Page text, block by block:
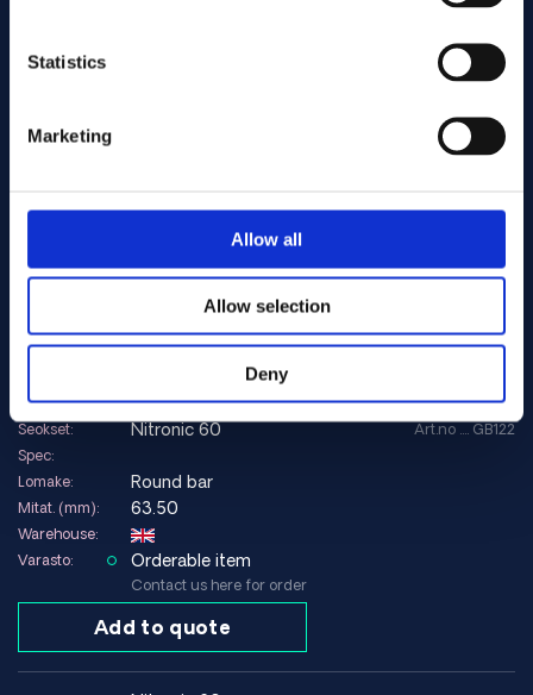
Statistics
Marketing
Allow all
Allow selection
Deny
Lomake:
Round bar
Warehouse:
Contact us here for order
Art.no .... GB100
Seokset: nitronic 60
Spec:
Lomake:
Round bar
Mitat. (mm): 63.50
Warehouse:
Varasto:
Orderable item
Contact us here for order
Add to quote
Art.no .... GB122